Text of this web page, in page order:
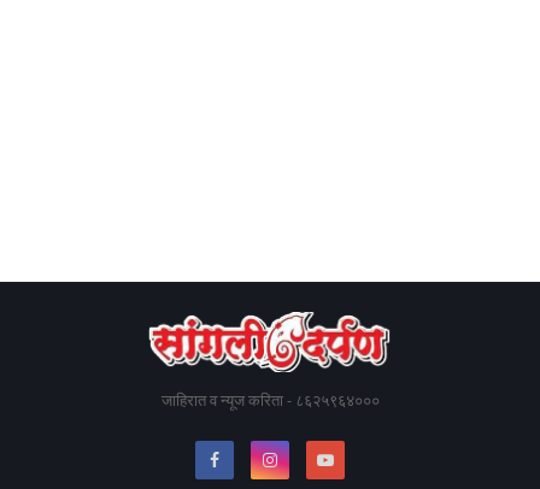
जाहिरात व न्यूज करिता - ८६२५९६४०००